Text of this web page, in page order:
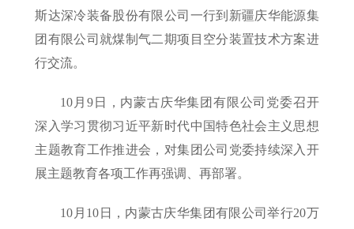
斯达深冷装备股份有限公司一行到新疆庆华能源集
团有限公司就煤制气二期项目空分装置技术方案进
行交流。
10月9日，内蒙古庆华集团有限公司党委召开
深入学习贯彻习近平新时代中国特色社会主义思想
主题教育工作推进会，对集团公司党委持续深入开
展主题教育各项工作再强调、再部署。
10月10日，内蒙古庆华集团有限公司举行20万